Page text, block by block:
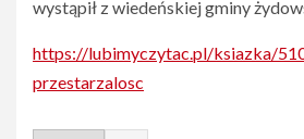
wystąpił z wiedeńskiej gminy
https://lubimyczytac.pl/ksiazka/
przestarzalosc